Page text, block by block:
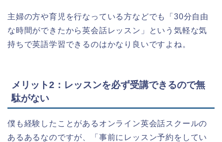
主婦の方や育児を行なっている方などでも「30分自由
な時間ができたから英会話レッスン」という気軽な気
持ちで英語学習できるのはかなり良いですよね。
メリット2：レッスンを必ず受講できるので無
駄がない
僕も経験したことがあるオンライン英会話スクールの
あるあるなのですが、「事前にレッスン予約をしてい